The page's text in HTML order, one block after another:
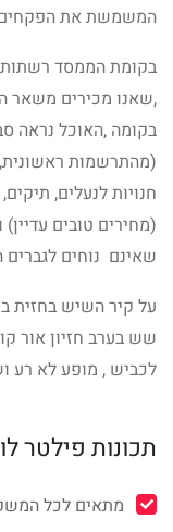
המשמשת את הפקחים
בקומת הממסד רשתות
,שאנו מכירים משאר
בקומה ,האוכל נראה
(מהתרשמות ראשונית,
חנויות לנעלים,
(מחירים טובים
שאינם נוחים
על קיר השיש בחזית
שש בערב חזיון אור
לכביש , מופע לא רע
תכונות פילטר
מתאים לכל